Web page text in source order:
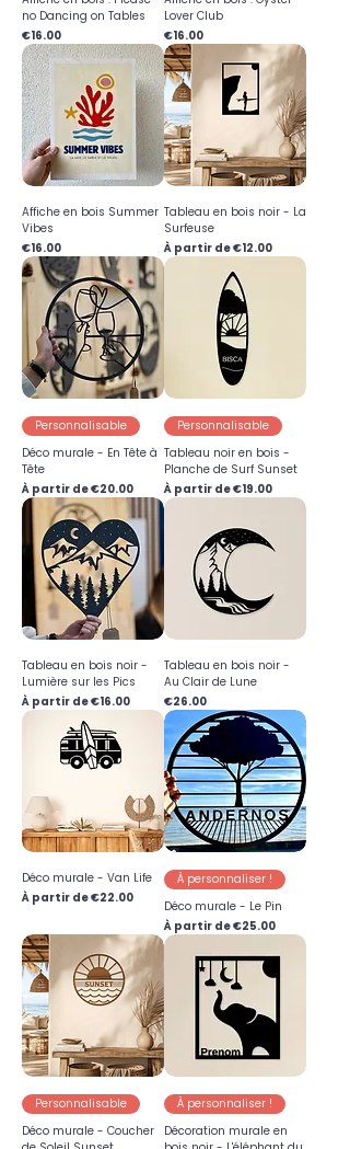
no Dancing on Tables
Prix
€16.00
Lover Club
Prix
€16.00
Affiche en bois Summer
Vibes
Prix
€16.00
Tableau en bois noir - La
Surfeuse
À partir de€12.00
Prix promotionnel
Personnalisable
Déco murale - En Tête à
Tête
À partir de€20.00
Prix promotionnel
Personnalisable
Tableau noir en bois -
Planche de Surf Sunset
À partir de€19.00
Prix promotionnel
Tableau en bois noir -
Lumière sur les Pics
À partir de€16.00
Prix promotionnel
Tableau en bois noir -
Au Clair de Lune
Prix
€26.00
Déco murale - Van Life
À partir de€22.00
Prix promotionnel
À personnaliser !
Déco murale - Le Pin
À partir de€25.00
Prix promotionnel
Personnalisable
Déco murale - Coucher
À personnaliser !
Décoration murale en